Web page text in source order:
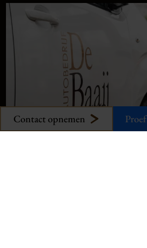
Contact opnemen
9,1
klanten
Plan uw onderhoud
Onze occasions